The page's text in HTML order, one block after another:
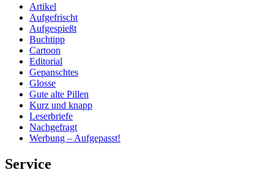
Artikel
Aufgefrischt
Aufgespießt
Buchtipp
Cartoon
Editorial
Gepanschtes
Glosse
Gute alte Pillen
Kurz und knapp
Leserbriefe
Nachgefragt
Werbung – Aufgepasst!
Service